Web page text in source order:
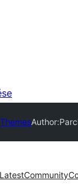
ThemesAuthor:
LatestCommunity